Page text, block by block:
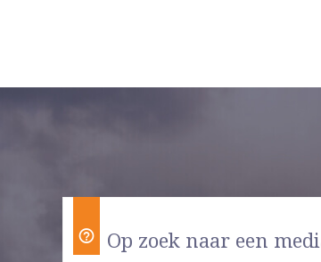
Op zoek naar een